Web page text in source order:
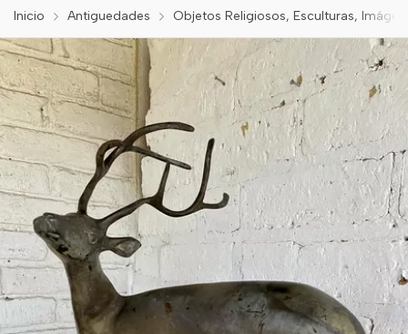
Inicio Antiguedades Objetos Religiosos, Esculturas,